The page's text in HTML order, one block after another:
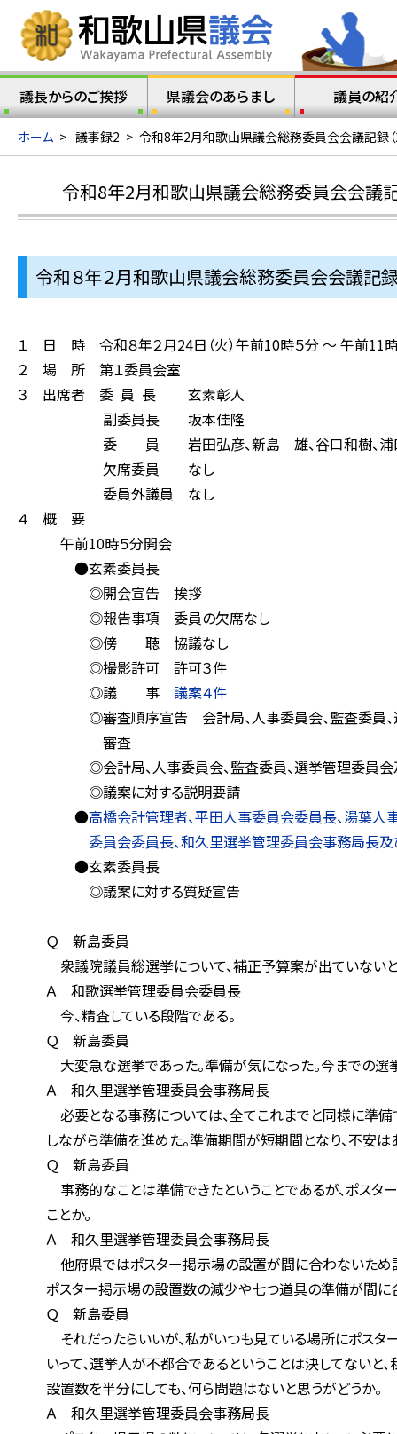
議長からのご挨拶 県議会のあらまし 議員の紹
ホーム > 議事録2 > 令和8年2月和歌山県議会総務委員会会議記録
令和8年2月和歌山県議会総務委員会会議
令和８年２月和歌山県議会総務委員会会議記録
１ 日 時 令和８年２月24日（火）午前10時５分 ～ 午前11
２ 場 所 第１委員会室
３ 出席者 委 員 長 玄素彰人
副委員長 坂本佳隆
委 員 岩田弘彦、新島 雄、谷口和樹、浦口
欠席委員 なし
委員外議員 なし
４ 概 要
午前10時５分開会
●玄素委員長
◎開会宣告 挨拶
◎報告事項 委員の欠席なし
◎傍 聴 協議なし
◎撮影許可 許可３件
◎議 事 議案４件
◎審査順序宣告 会計局、人事委員会、監査委員、選挙
審査
◎会計局、人事委員会、監査委員、選挙管理委員会
◎議案に対する説明要請
●高橋会計管理者、平田人事委員会委員長、湯葉
委員会委員長、和久里選挙管理委員会事務局長及
●玄素委
◎議案に対する質疑宣告
Ｑ 新島委員
衆議院議員総選挙について、補正予算案が出ていないとい
Ａ 和歌選挙管理委員会委員長
今、精査している段階である。
Ｑ 新島委員
大変急な選挙であった。準備が気になった。今までの選挙
Ａ 和久里選挙管理委員会事務局長
必要となる事務については、全てこれまでと同様に準備
しながら準備を進めた。準備期間が短期間となり、不安は
Ｑ 新島委員
事務的なことは準備できたということであるが、ポスター
ことか。
Ａ 和久里選挙管理委員会事務局長
他府県ではポスター掲示場の設置が間に合わないため設
ポスター掲示場の設置数の減少や七つ道具の準備が間に
Ｑ 新島委員
それだったらいいが、私がいつも見ている場所にポスタ
いって、選挙人が不都合であるということは決してないと、
設置数を半分にしても、何ら問題はないと思うがどうか。
Ａ 和久里選挙管理委員会事務局長